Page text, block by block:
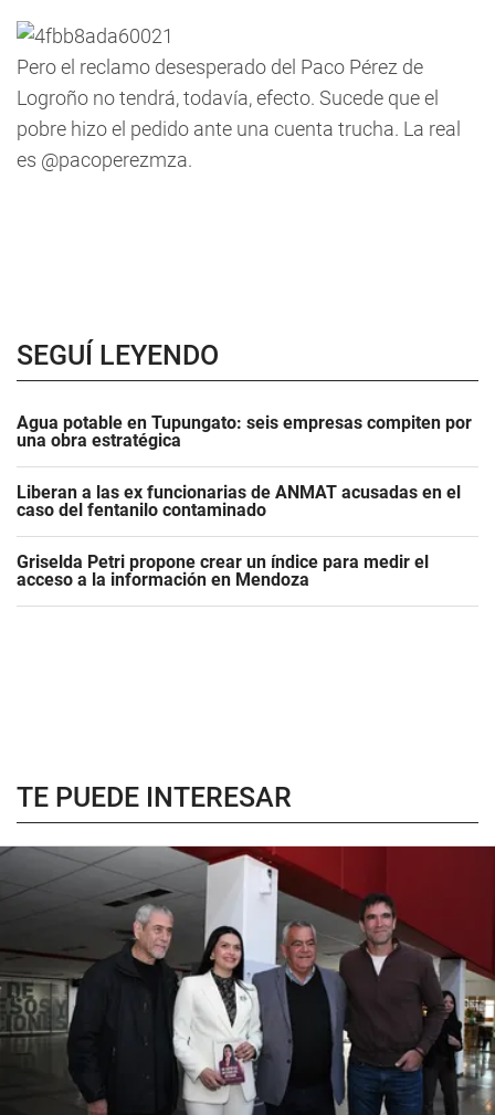
Pero el reclamo desesperado del Paco Pérez de
Logroño no tendrá, todavía, efecto. Sucede que el
pobre hizo el pedido ante una cuenta trucha. La real
es @pacoperezmza.
SEGUÍ LEYENDO
Agua potable en Tupungato: seis empresas compiten por
una obra estratégica
Liberan a las ex funcionarias de ANMAT acusadas en el
caso del fentanilo contaminado
Griselda Petri propone crear un índice para medir el
acceso a la información en Mendoza
TE PUEDE INTERESAR